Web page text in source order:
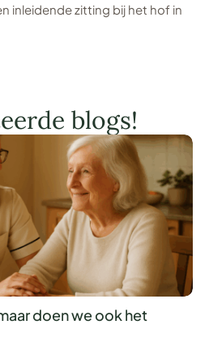
inleidende zitting bij het hof in
blogs!
doen we ook het